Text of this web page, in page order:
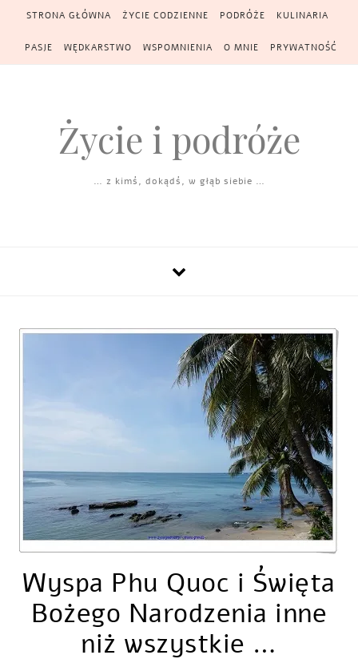
Skip to content
STRONA GŁÓWNA ŻYCIE CODZIENNE PODRÓŻE KULINARIA
PASJE WĘDKARSTWO WSPOMNIENIA O MNIE PRYWATNOŚĆ
Życie i podróże
… z kimś, dokądś, w głąb siebie …
Wyspa Phu Quoc i Święta
Bożego Narodzenia inne
niż wszystkie …